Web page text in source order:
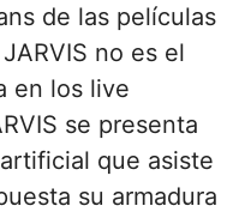
de las películas
no es el
en los live
se presenta
que asiste
su armadura